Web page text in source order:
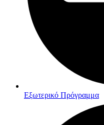
Εξωτερικό Πρόγραμμα